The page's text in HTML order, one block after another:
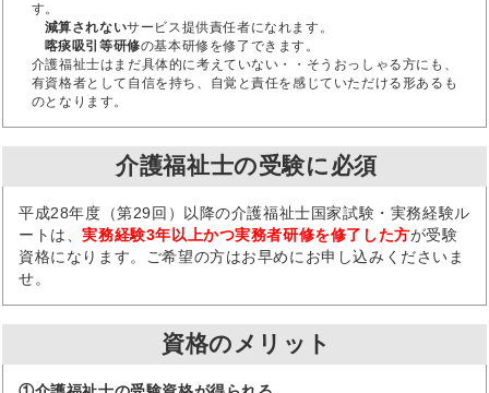
す。
減算されないサービス提供責任者になれます。
喀痰吸引等研修の基本研修を修了できます。
介護福祉士はまだ具体的に考えていない・・そうおっしゃる方にも、
有資格者として自信を持ち、自覚と責任を感じていただける形あるも
のとなります。
介護福祉士の受験に必須
平成28年度（第29回）以降の介護福祉士国家試験・実務経験ル
ートは、実務経験3年以上かつ実務者研修を修了した方が受験
資格になります。ご希望の方はお早めにお申し込みくださいま
せ。
資格のメリット